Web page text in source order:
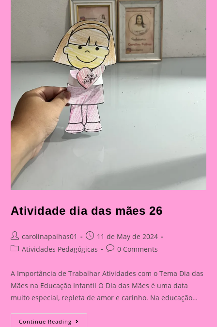
Atividade dia das mães 26
Post
author:
carolinapalhas01
Post
published:
11 de May de 2024
PostAtividades Pedagógicas
Post0 Comments
A Importância de Trabalhar Atividades com o Tema Dia das
Mães na Educação Infantil O Dia das Mães é uma data
muito especial, repleta de amor e carinho. Na educação…
Continue Reading Atividade